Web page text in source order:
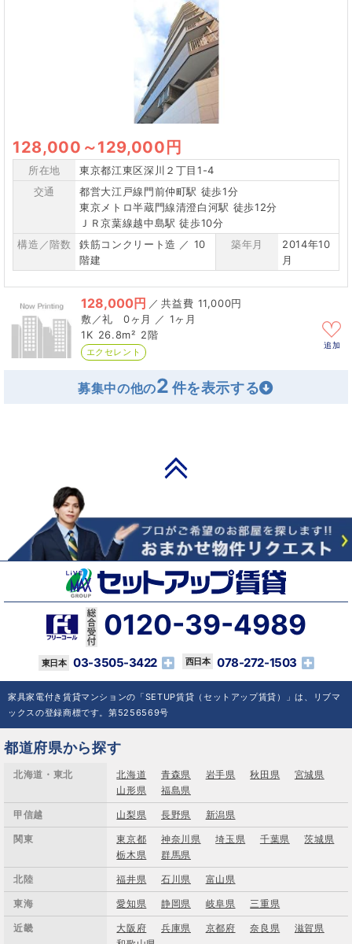
128,000 ～129,000円
所在地
東京都江東区深川２丁目1-4
交通
都営大江戸線門前仲町駅 徒歩1分
東京メトロ半蔵門線清澄白河駅 徒歩12分
ＪＲ京葉線越中島駅 徒歩10分
構造／階数
鉄筋コンクリート造 ／ 10
階建
築年月
2014年10
月
128,000円 ／
11,000円
0ヶ月 ／ 1ヶ月
1K 26.8m² 2階
エクセレント
追加
募集中の他の2
0120-39-4989
03-3505-3422 078-272-1503
家具家電付き賃貸マンションの「SETUP賃貸（セットアップ賃貸）」は、リブマ
ックスの登録商標です。第5256569号
都道府県から探す
北海道・東北 北海道 青森県 岩手県 秋田県
宮城県
山形県
福島県
甲信越 山梨県 長野県 新潟県
関東 東京都 神奈川県 埼玉県 千葉県
茨城県
栃木県
群馬県
北陸 福井県 石川県 富山県
東海 愛知県 静岡県 岐阜県 三重県
近畿 大阪府 兵庫県 京都府 奈良県
滋賀県